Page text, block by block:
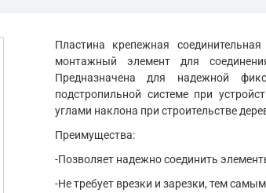
Пластина крепежная
монтажный элемент для
Предназначена для надежной
подстропильной системе при
углами наклона при строительстве
Преимущества:
-Позволяет надежно соединить
-Не требует врезки и зарезки, тем